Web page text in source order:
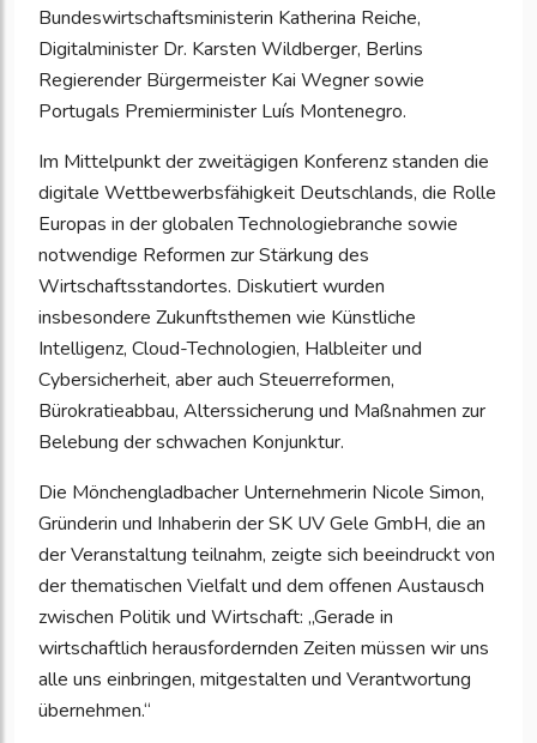
Bundeswirtschaftsministerin Katherina Reiche,
Digitalminister Dr. Karsten Wildberger, Berlins
Regierender Bürgermeister Kai Wegner sowie
Portugals Premierminister Luís Montenegro.
Im Mittelpunkt der zweitägigen Konferenz standen die
digitale Wettbewerbsfähigkeit Deutschlands, die Rolle
Europas in der globalen Technologiebranche sowie
notwendige Reformen zur Stärkung des
Wirtschaftsstandortes. Diskutiert wurden
insbesondere Zukunftsthemen wie Künstliche
Intelligenz, Cloud-Technologien, Halbleiter und
Cybersicherheit, aber auch Steuerreformen,
Bürokratieabbau, Alterssicherung und Maßnahmen zur
Belebung der schwachen Konjunktur.
Die Mönchengladbacher Unternehmerin Nicole Simon,
Gründerin und Inhaberin der SK UV Gele GmbH, die an
der Veranstaltung teilnahm, zeigte sich beeindruckt von
der thematischen Vielfalt und dem offenen Austausch
zwischen Politik und Wirtschaft: „Gerade in
wirtschaftlich herausfordernden Zeiten müssen wir uns
alle uns einbringen, mitgestalten und Verantwortung
übernehmen.“